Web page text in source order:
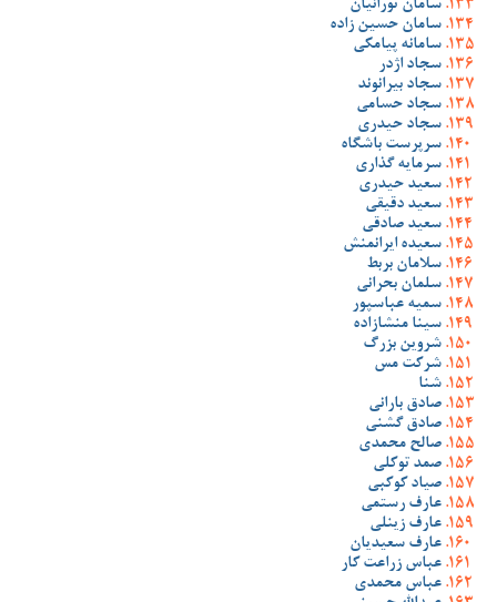
سامان تورانیان
سامان حسین زاده
سامانه پیامکی
سجاد اژدر
سجاد بیرانوند
سجاد حسامی
سجاد حیدری
سرپرست باشگاه
سرمایه گذاری
سعید حیدری
سعید دقیقی
سعید صادقی
سعیده ایرانمنش
سلامان بربط
سلمان بحرانی
سمیه عباسپور
سینا منشازاده
شروین بزرگ
شرکت مس
شنا
صادق بارانی
صادق گشنی
صالح محمدی
صمد توکلی
صیاد کوکبی
عارف رستمی
عارف زینلی
عارف سعیدیان
عباس زراعت کار
عباس محمدی